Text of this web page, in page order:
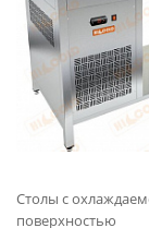
Столы с
поверхностью